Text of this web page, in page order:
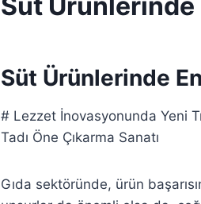
|
Süt Ürünlerinde
# Lezzet İnovasyonunda Yeni
Tadı Öne Çıkarma Sanatı
Gıda sektöründe, ürün